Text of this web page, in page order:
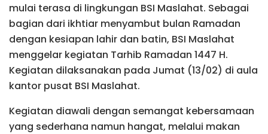
mulai terasa di lingkungan BSI Maslahat. Sebagai
bagian dari ikhtiar menyambut bulan Ramadan
dengan kesiapan lahir dan batin, BSI Maslahat
menggelar kegiatan Tarhib Ramadan 1447 H.
Kegiatan dilaksanakan pada Jumat (13/02) di aula
kantor pusat BSI Maslahat.
Kegiatan diawali dengan semangat kebersamaan
yang sederhana namun hangat, melalui makan